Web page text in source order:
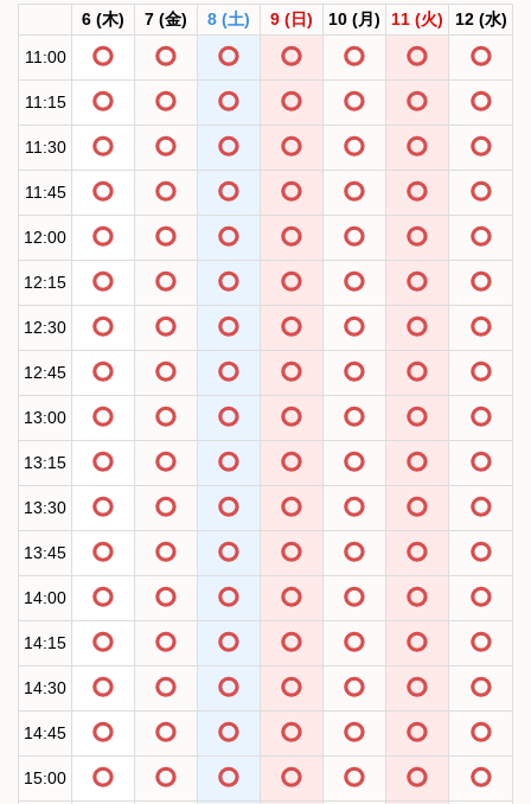
6 (木) 7 (金) 8 (土) 9 (日) 10 (月) 11 (火) 12 (水)
11:00
11:15
11:30
11:45
12:00
12:15
12:30
12:45
13:00
13:15
13:30
13:45
14:00
14:15
14:30
14:45
15:00